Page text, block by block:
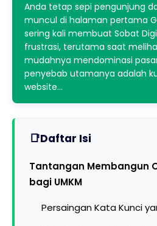
Anda tetap sepi pengunjung
muncul di halaman pertama
sering kali membuat Sobat
frustrasi, terutama saat
mudahnya mendominasi
penyebab utamanya adalah
website…
Daftar Isi
Tantangan Membangun
bagi UMKM
Persaingan Kata Kunci